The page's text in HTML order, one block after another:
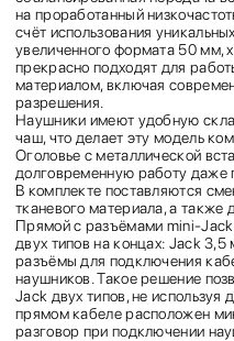
на проработанный
счёт использования
увеличенного формата 50 мм,
прекрасно подходят для
материалом, включая
разрешения.
Наушники имеют удобную
чаш, что делает эту модель
Оголовье с металлической
долговременную работу даже
В комплекте поставляются
тканевого материала, а также
Прямой с разъёмами mini-
двух типов на концах: Jack
разъёмы для подключения
наушников. Такое решение
Jack двух типов, не используя
прямом кабеле расположен
разговор при подключении